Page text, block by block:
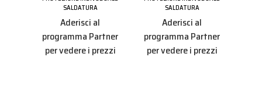
SALDATURA
Aderisci al
programma Partner
per vedere i prezzi
SALDATURA
Aderisci al
programma Partner
per vedere i prezzi